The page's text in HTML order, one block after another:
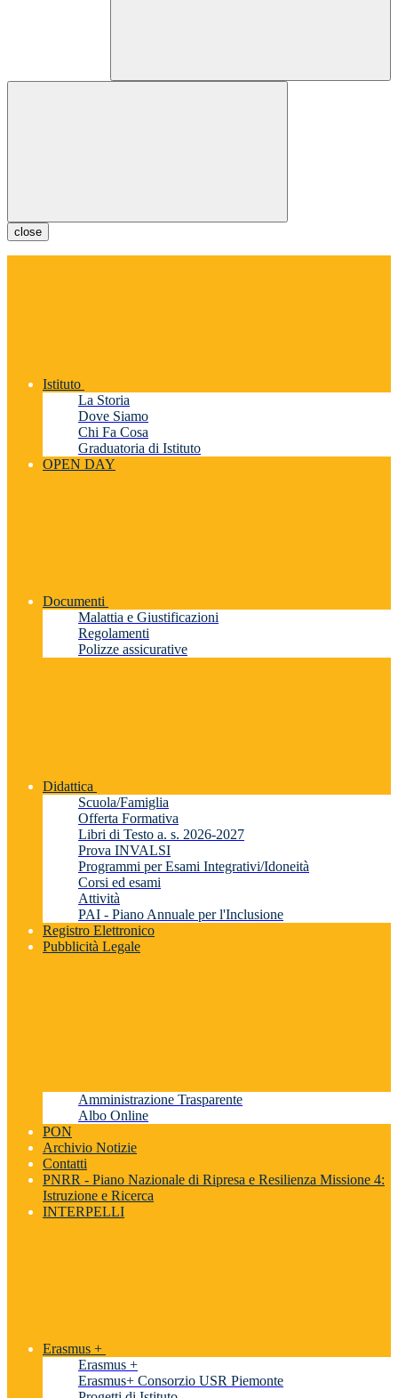
close
Istituto
La Storia
Dove Siamo
Chi Fa Cosa
Graduatoria di Istituto
OPEN DAY
Documenti
Malattia e Giustificazioni
Regolamenti
Polizze assicurative
Didattica
Scuola/Famiglia
Offerta Formativa
Libri di Testo a. s. 2026-2027
Prova INVALSI
Programmi per Esami Integrativi/Idoneità
Corsi ed esami
Attività
PAI - Piano Annuale per l'Inclusione
Registro Elettronico
Pubblicità Legale
Amministrazione Trasparente
Albo Online
PON
Archivio Notizie
Contatti
PNRR - Piano Nazionale di Ripresa e Resilienza Missione 4:
Istruzione e Ricerca
INTERPELLI
Erasmus +
Erasmus +
Erasmus+ Consorzio USR Piemonte